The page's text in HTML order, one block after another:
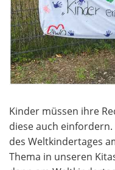
Kinder müssen ihre
diese auch
des Weltkindertages
Thema in unseren